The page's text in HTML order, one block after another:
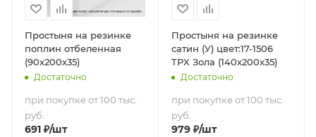
Простыня на резинке
поплин отбеленная
(90х200х35)
Достаточно
при покупке от 100 тыс.
руб.
691 ₽/шт
Простыня на резинке
сатин (У) цвет:17-1506
TPX Зола (140х200х35)
Достаточно
при покупке от 100 тыс.
руб.
979₽/шт